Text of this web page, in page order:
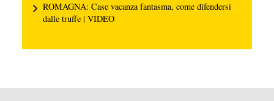
ROMAGNA: Case vacanza fantasma, come difendersi
dalle truffe | VIDEO